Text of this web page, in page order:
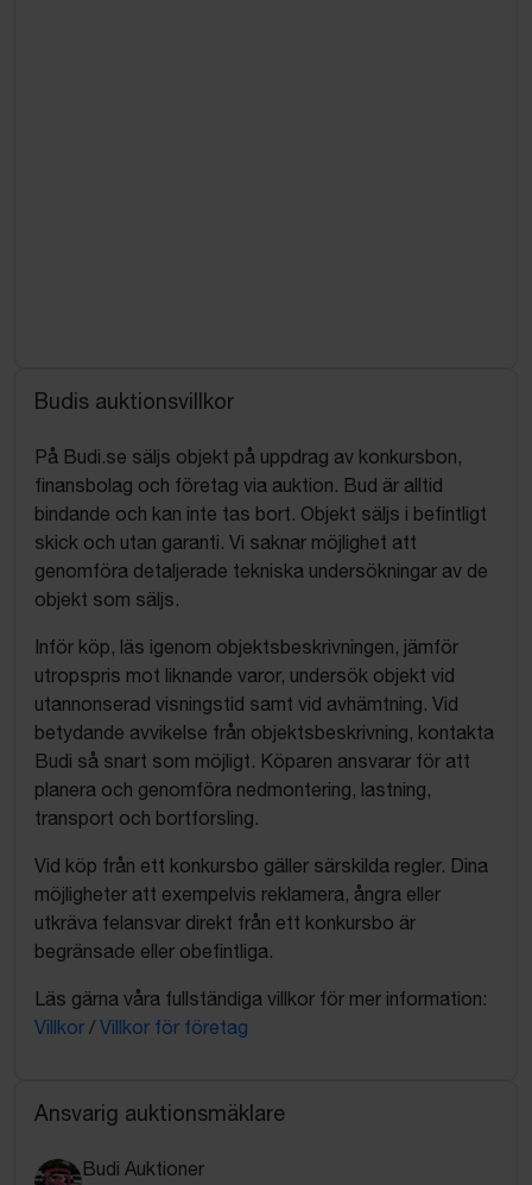
Budis auktionsvillkor
På Budi.se säljs objekt på uppdrag av konkursbon,
finansbolag och företag via auktion. Bud är alltid
bindande och kan inte tas bort. Objekt säljs i befintligt
skick och utan garanti. Vi saknar möjlighet att
genomföra detaljerade tekniska undersökningar av de
objekt som säljs.
Inför köp, läs igenom objektsbeskrivningen, jämför
utropspris mot liknande varor, undersök objekt vid
utannonserad visningstid samt vid avhämtning. Vid
betydande avvikelse från objektsbeskrivning, kontakta
Budi så snart som möjligt. Köparen ansvarar för att
planera och genomföra nedmontering, lastning,
transport och bortforsling.
Vid köp från ett konkursbo gäller särskilda regler. Dina
möjligheter att exempelvis reklamera, ångra eller
utkräva felansvar direkt från ett konkursbo är
begränsade eller obefintliga.
Läs gärna våra fullständiga villkor för mer information:
Villkor / Villkor för företag
Ansvarig auktionsmäklare
Budi Auktioner